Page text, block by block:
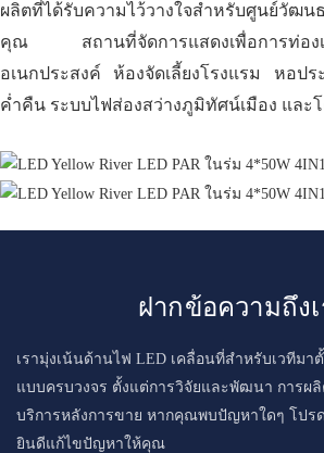
ผลิตที่ได้รับความไว้วางใจสำหรับศูนย์วัฒน
คุณ สถานที่จัดการแสดงเพื่อการท่
อเนกประสงค์ ห้องจัดเลี้ยงโรงแรม หอป
ค่ำคืน ระบบไฟส่องสว่างภูมิทัศน์เมือง และ
ฝากข้อความถึง
เรามุ่งเน้นด้านไฟ LED เคลื่อนที่สำหรับเวทีมา
แบบครบวงจร ตั้งแต่การวิจัยและพัฒนา การผ
บริการหลังการขาย หากคุณพบปัญหาใดๆ โปรด
ยินดีแก้ไขปัญหาให้คุณ